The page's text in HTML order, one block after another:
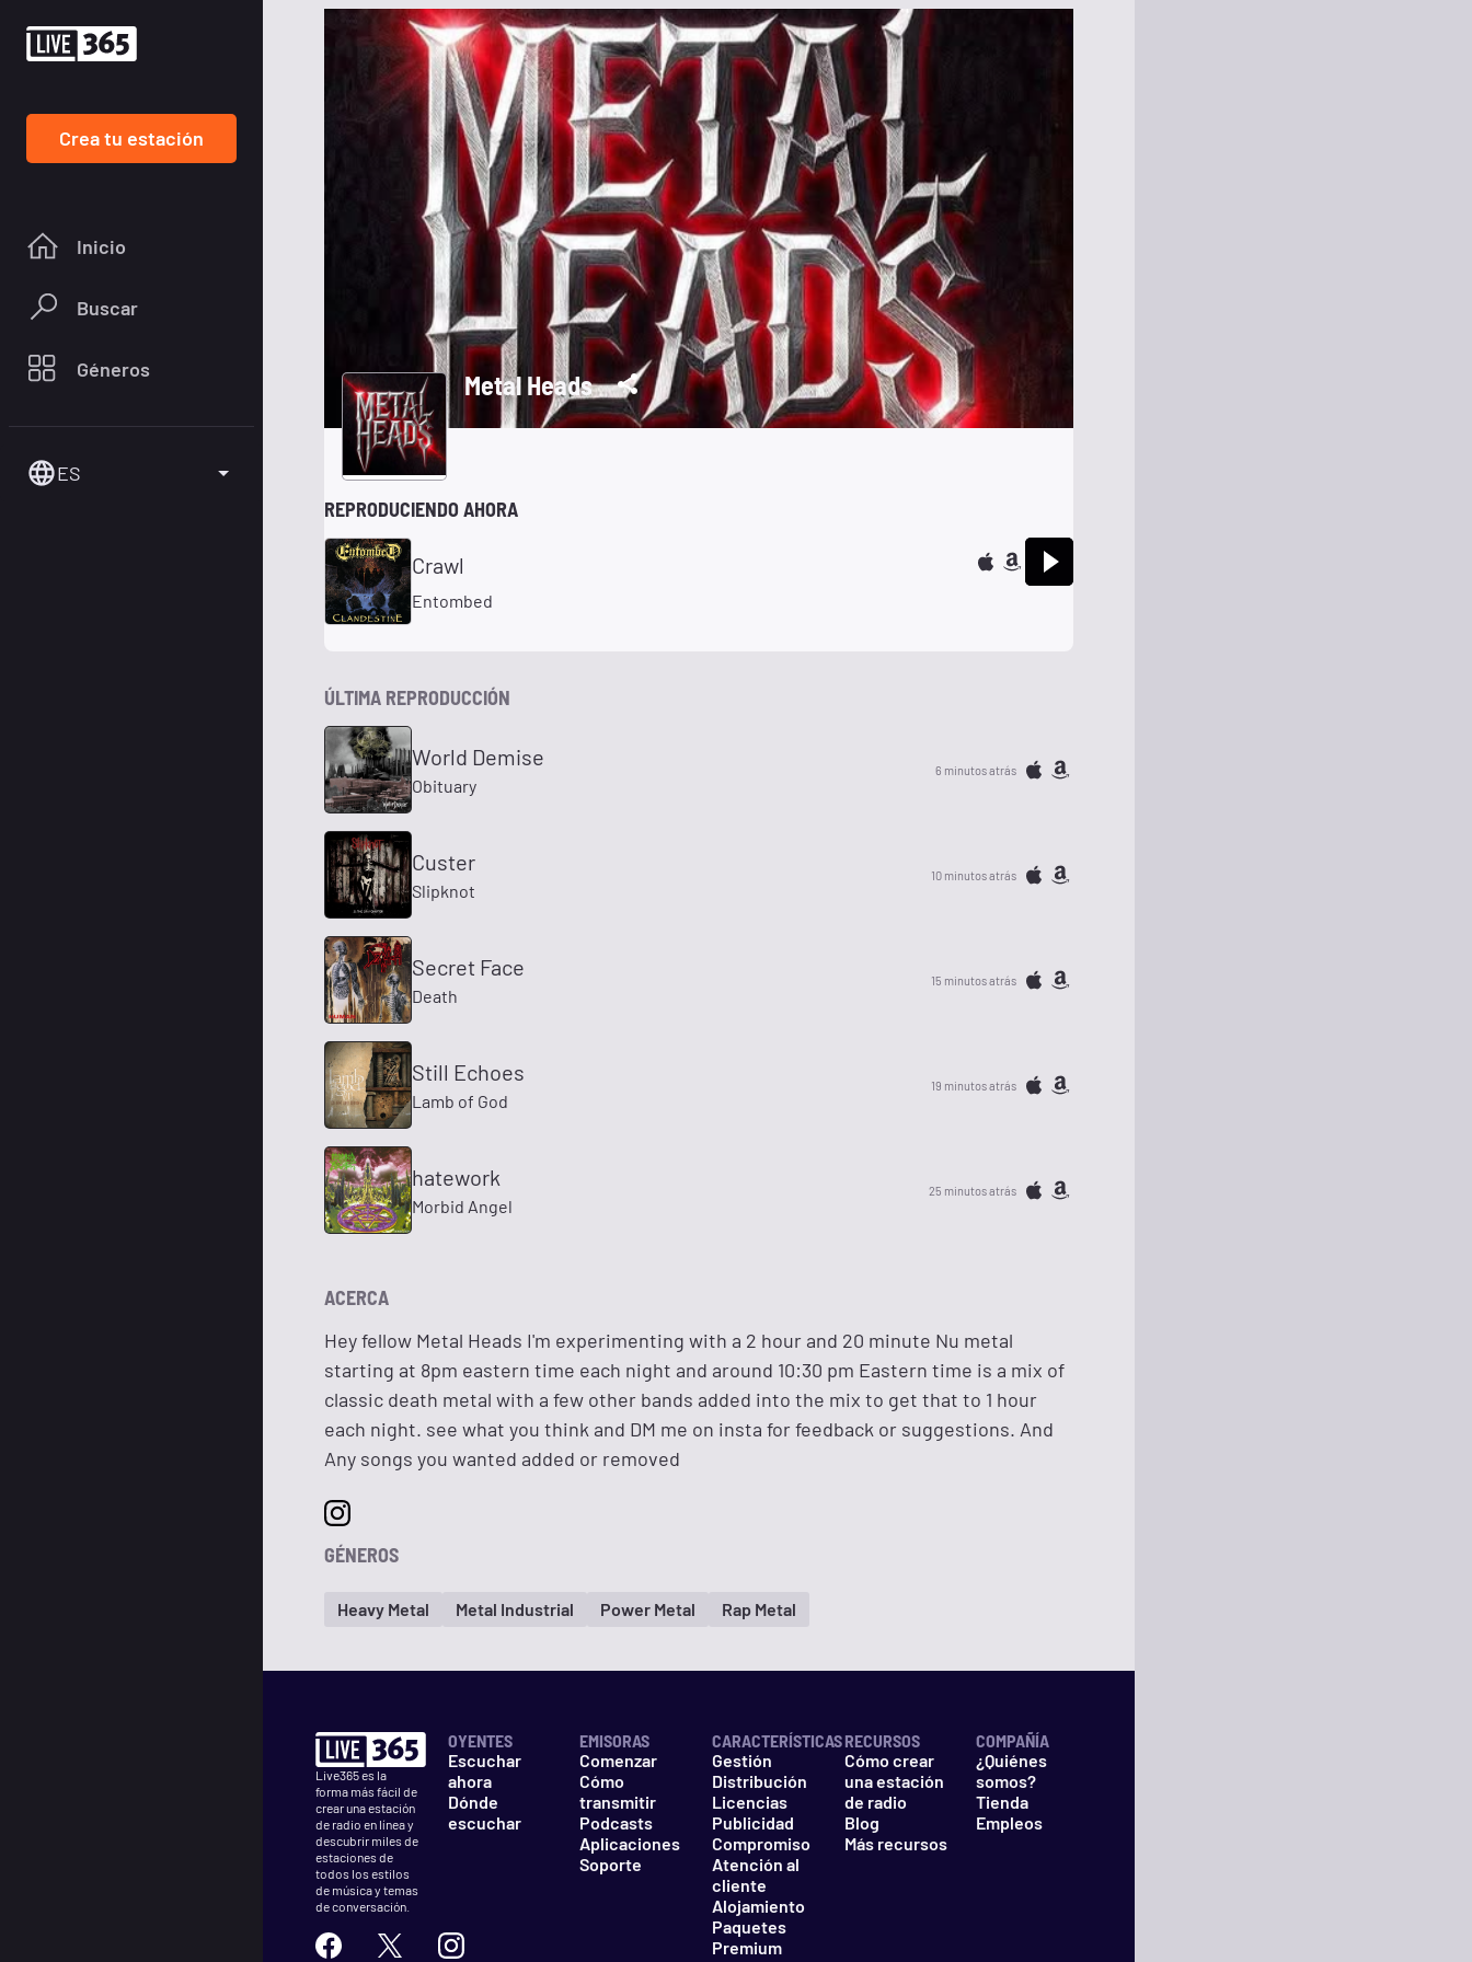
Crea tu estación
Inicio
Buscar
Géneros
ES
Metal Heads
REPRODUCIENDO AHORA
Crawl
Entombed
ÚLTIMA REPRODUCCIÓN
World Demise
Obituary
6 minutos atrás
Custer
Slipknot
10 minutos atrás
Secret Face
Death
15 minutos atrás
Still Echoes
Lamb of God
19 minutos atrás
hatework
Morbid Angel
25 minutos atrás
ACERCA
Hey fellow Metal Heads I'm experimenting with a 2 hour and 20 minute Nu metal
starting at 8pm eastern time each night and around 10:30 pm Eastern time is a mix of
classic death metal with a few other bands added into the mix to get that to 1 hour
each night. see what you think and DM me on insta for feedback or suggestions. And
Any songs you wanted added or removed
GÉNEROS
Heavy Metal Metal Industrial Power Metal Rap Metal
Live365 es la
forma más fácil de
crear una estación
de radio en línea y
descubrir miles de
estaciones de
todos los estilos
de música y temas
de conversación.
OYENTES
Escuchar
ahora
Dónde
escuchar
EMISORAS
Comenzar
Cómo
transmitir
Podcasts
Aplicaciones
Soporte
CARACTERÍSTICAS
Gestión
Distribución
Licencias
Publicidad
Compromiso
Atención al
cliente
Alojamiento
Paquetes
Premium
RECURSOS
Cómo crear
una estación
de radio
Blog
Más recursos
COMPAÑÍA
¿Quiénes
somos?
Tienda
Empleos